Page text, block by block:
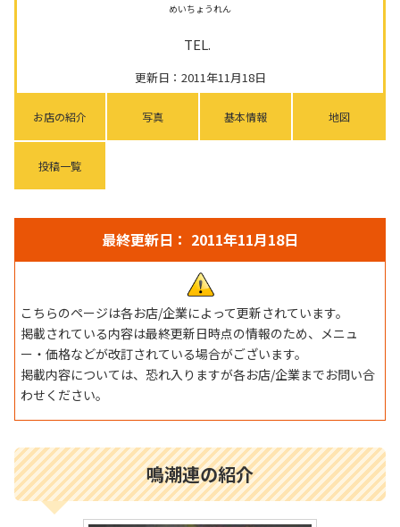
めいちょうれん
TEL.
更新日：2011年11月18日
お店の紹介 写真 基本情報 地図
投稿一覧
最終更新日： 2011年11月18日
こちらのページは各お店/企業によって更新されています。
掲載されている内容は最終更新日時点の情報のため、メニュ
ー・価格などが改訂されている場合がございます。
掲載内容については、恐れ入りますが各お店/企業までお問い合
わせください。
鳴潮連の紹介